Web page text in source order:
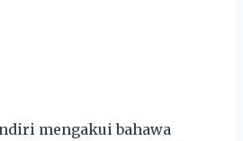
mengakui bahawa